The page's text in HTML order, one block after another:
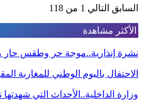
السابق التالي 1 من 118
الأكثر مشاهدة
نشرة إنذارية..موجة حر وطقس حار
الاحتفال باليوم الوطني للمغاربة
وزارة الداخلية..الأحداث التي